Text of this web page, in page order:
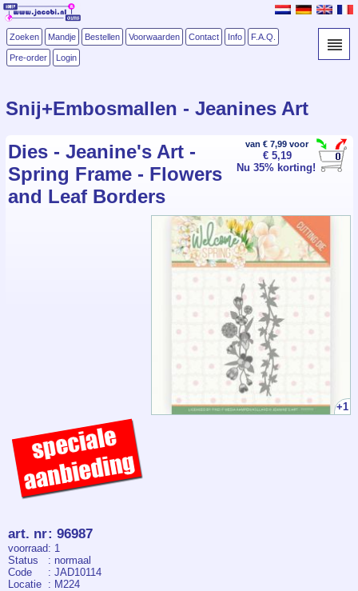
Zoeken Mandje Bestellen Voorwaarden Contact Info F.A.Q.
Pre-order Login
Snij+Embosmallen - Jeanines Art
van € 7,99 voor
€ 5,19
Nu 35% korting!
Dies - Jeanine's Art -
Spring Frame - Flowers
and Leaf Borders
+1
art. nr: 96987
voorraad: 1
Status
: normaal
Code
: JAD10114
Locatie : M224